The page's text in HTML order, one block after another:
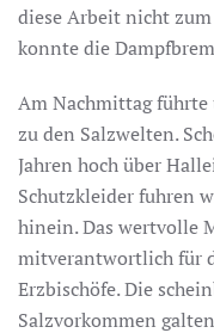
diese Arbeit nicht
konnte die
Am Nachmittag
zu den Salzwelten.
Jahren hoch über
Schutzkleider fuhren
hinein. Das wertvolle
mitverantwortlich für
Erzbischöfe. Die
Salzvorkommen